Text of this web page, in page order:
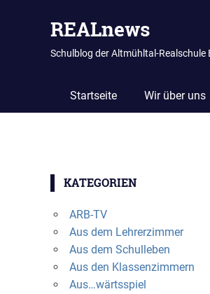
REALnews
Schulblog der Altmühltal-Realschule
Startseite Wir über uns
KATEGORIEN
ARB-TV
Aus dem Lehrerzimmer
Aus dem Schulleben
Aus den Klassenzimmern
Aus…wärtsspiel